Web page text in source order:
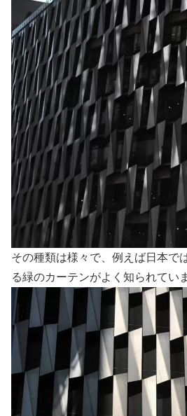
その種類は様々で、例えば日本で
る緑のカーテンがよく知られてい